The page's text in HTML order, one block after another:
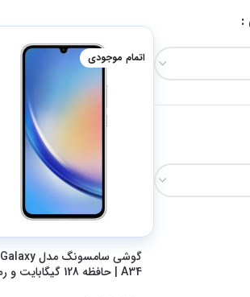
:
اتمام موجودی
گوشی سامسونگ مدل Galaxy
A34 | حافظه 128 گیگابایت و رم 6